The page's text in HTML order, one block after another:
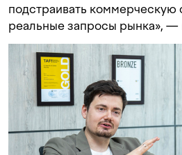
подстраивать коммерческую
реальные запросы рынка», —